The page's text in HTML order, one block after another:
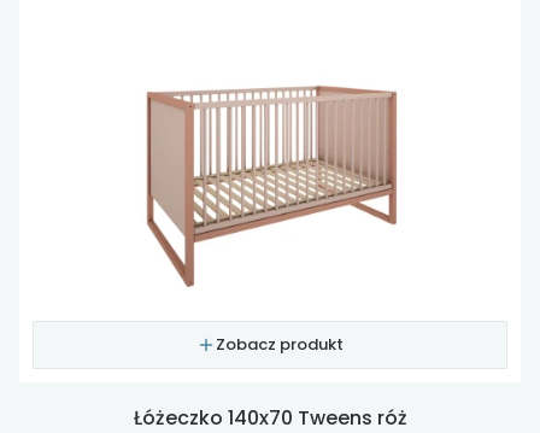
Zobacz produkt
Łóżeczko 140x70 Tweens róż